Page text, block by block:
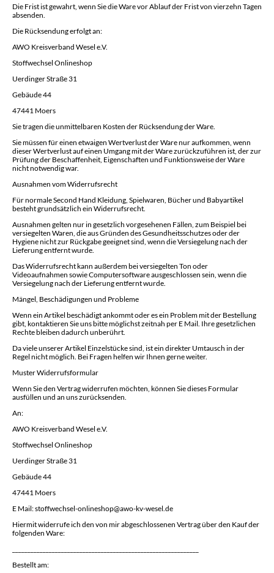
Die Frist ist gewahrt, wenn Sie die Ware vor Ablauf der Frist von vierzehn Tagen
absenden.
Die Rücksendung erfolgt an:
AWO Kreisverband Wesel e.V.
Stoffwechsel Onlineshop
Uerdinger Straße 31
Gebäude 44
47441 Moers
Sie tragen die unmittelbaren Kosten der Rücksendung der Ware.
Sie müssen für einen etwaigen Wertverlust der Ware nur aufkommen, wenn
dieser Wertverlust auf einen Umgang mit der Ware zurückzuführen ist, der zur
Prüfung der Beschaffenheit, Eigenschaften und Funktionsweise der Ware
nicht notwendig war.
Ausnahmen vom Widerrufsrecht
Für normale Second Hand Kleidung, Spielwaren, Bücher und Babyartikel
besteht grundsätzlich ein Widerrufsrecht.
Ausnahmen gelten nur in gesetzlich vorgesehenen Fällen, zum Beispiel bei
versiegelten Waren, die aus Gründen des Gesundheitsschutzes oder der
Hygiene nicht zur Rückgabe geeignet sind, wenn die Versiegelung nach der
Lieferung entfernt wurde.
Das Widerrufsrecht kann außerdem bei versiegelten Ton oder
Videoaufnahmen sowie Computersoftware ausgeschlossen sein, wenn die
Versiegelung nach der Lieferung entfernt wurde.
Mängel, Beschädigungen und Probleme
Wenn ein Artikel beschädigt ankommt oder es ein Problem mit der Bestellung
gibt, kontaktieren Sie uns bitte möglichst zeitnah per E Mail. Ihre gesetzlichen
Rechte bleiben dadurch unberührt.
Da viele unserer Artikel Einzelstücke sind, ist ein direkter Umtausch in der
Regel nicht möglich. Bei Fragen helfen wir Ihnen gerne weiter.
Muster Widerrufsformular
Wenn Sie den Vertrag widerrufen möchten, können Sie dieses Formular
ausfüllen und an uns zurücksenden.
An:
AWO Kreisverband Wesel e.V.
Stoffwechsel Onlineshop
Uerdinger Straße 31
Gebäude 44
47441 Moers
E Mail: stoffwechsel-onlineshop@awo-kv-wesel.de
Hiermit widerrufe ich den von mir abgeschlossenen Vertrag über den Kauf der
folgenden Ware:
Bestellt am: